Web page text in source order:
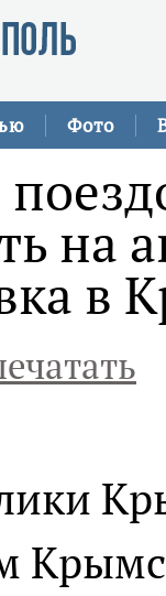
Фото
на
в